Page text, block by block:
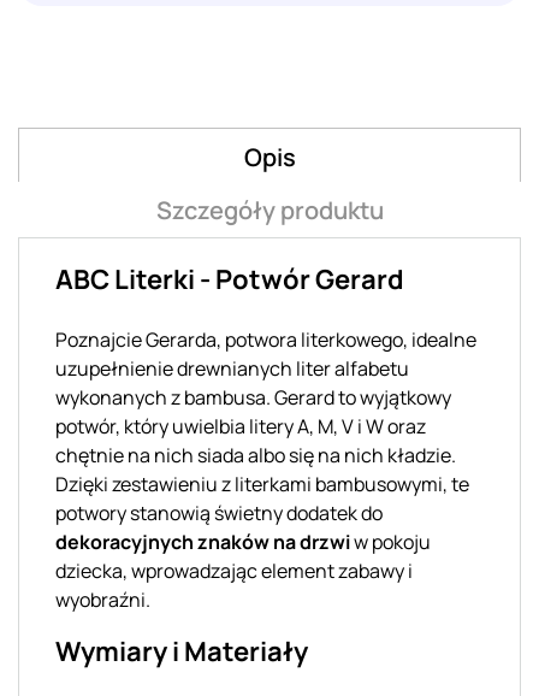
Opis
Szczegóły produktu
ABC Literki - Potwór Gerard
Poznajcie Gerarda, potwora literkowego, idealne
uzupełnienie drewnianych liter alfabetu
wykonanych z bambusa. Gerard to wyjątkowy
potwór, który uwielbia litery A, M, V i W oraz
chętnie na nich siada albo się na nich kładzie.
Dzięki zestawieniu z literkami bambusowymi, te
potwory stanowią świetny dodatek do
dekoracyjnych znaków na drzwiw pokoju
dziecka, wprowadzając element zabawy i
wyobraźni.
Wymiary i Materiały